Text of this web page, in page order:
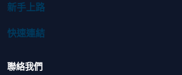
新手上路
快速連結
聯絡我們